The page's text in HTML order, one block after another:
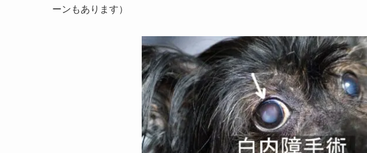
ーンもあります）